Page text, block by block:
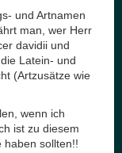
und Artnamen
man, wer Herr
davidii und
Latein- und
(Artzusätze wie
wenn ich
ist zu diesem
haben sollten!!